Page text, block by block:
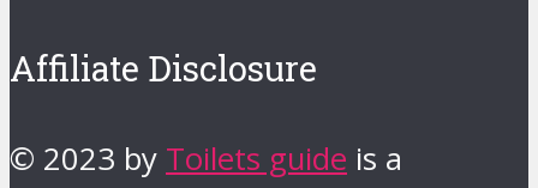
Affiliate Disclosure
© 2023 by Toilets guide is a